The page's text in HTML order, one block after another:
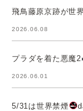
飛鳥藤原京跡が世
2026.06.08
プラダを着た悪魔2
2026.06.01
5/31は世界禁煙